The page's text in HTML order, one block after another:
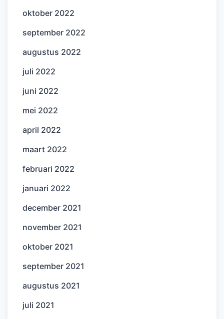
oktober 2022
september 2022
augustus 2022
juli 2022
juni 2022
mei 2022
april 2022
maart 2022
februari 2022
januari 2022
december 2021
november 2021
oktober 2021
september 2021
augustus 2021
juli 2021